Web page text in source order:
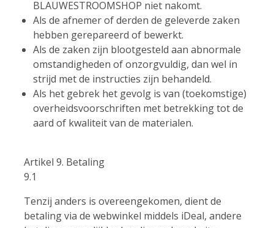
BLAUWESTROOMSHOP niet nakomt.
Als de afnemer of derden de geleverde zaken
hebben gerepareerd of bewerkt.
Als de zaken zijn blootgesteld aan abnormale
omstandigheden of onzorgvuldig, dan wel in
strijd met de instructies zijn behandeld.
Als het gebrek het gevolg is van (toekomstige)
overheidsvoorschriften met betrekking tot de
aard of kwaliteit van de materialen.
Artikel 9. Betaling
9.1
Tenzij anders is overeengekomen, dient de
betaling via de webwinkel middels iDeal, andere